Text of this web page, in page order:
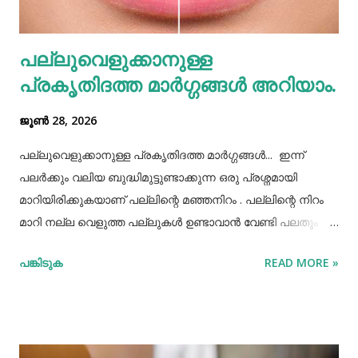
തെറ്റിദ്ധാരണ ഉണ്ടാക്കാൻ കാരണമായിത്തീരും. അതുപോലെ
വെള്ളം പോലെയുള്ള സാധനങ്ങൾ ഒരു പാത്രത്തിൽ
കൊണ്ടുവച്ചാൽ അത് അപ്പാടെ കുടിക്കാതെ മറ്റുള്ളവർക്ക്
കൂട...
പല്ലുവെളുക്കാനുള്ള
പ്രകൃതിദത്ത മാര്‍ഗ്ഗങ്ങള്‍ അറിയാം.
ജൂൺ 28, 2026
പല്ലുവെളുക്കാനുള്ള പ്രകൃതിദത്ത മാര്‍ഗ്ഗങ്ങള്‍... ഇന്ന്
പലർക്കും വലിയ ബുദ്ധിമുട്ടുണ്ടാക്കുന്ന ഒരു പ്രശ്നമായി
മാറിയിരിക്കുകയാണ് പല്ലിന്റെ മഞ്ഞനിറം . പല്ലിന്റെ നിറം
മാറി നല്ല വെളുത്ത പല്ലുകൾ ഉണ്ടാവാൻ വേണ്ടി പലതും
പല്ലിന്‍റെ മഞ്ഞനിറം മാറ്റാന്‍ പല മാര്‍ഗ്ഗങ്ങളും
പങ്കിടുക READ MORE »